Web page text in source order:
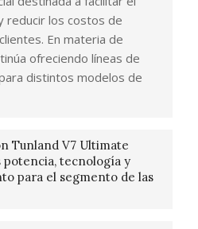
reducir los costos de
En materia de
ofreciendo líneas de
distintos modelos de
Tunland V7 Ultimate
potencia, tecnología y
para el segmento de las